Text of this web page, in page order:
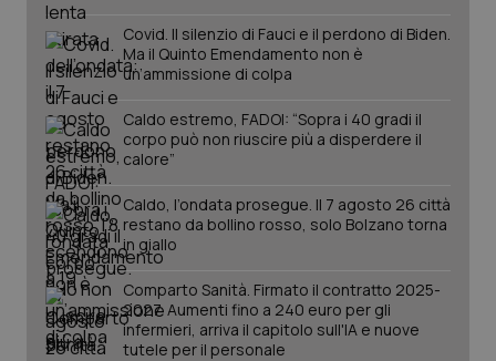
Tumori del Polmone & Testa Collo
Tumori gastrointestinali
Ulcera & Reflusso
Vaccini
Covid. Il silenzio di Fauci e il perdono di Biden.
Ma il Quinto Emendamento non è
un’ammissione di colpa
Caldo estremo, FADOI: “Sopra i 40 gradi il
corpo può non riuscire più a disperdere il
calore”
Caldo, l’ondata prosegue. Il 7 agosto 26 città
restano da bollino rosso, solo Bolzano torna
in giallo
Comparto Sanità. Firmato il contratto 2025-
2027. Aumenti fino a 240 euro per gli
infermieri, arriva il capitolo sull'IA e nuove
tutele per il personale
CookieScriptConsent
CookieScript
www.quotidianosanita.it
tracking-sites-ironfish-
tracking-enable
www.quotidianosanita.it